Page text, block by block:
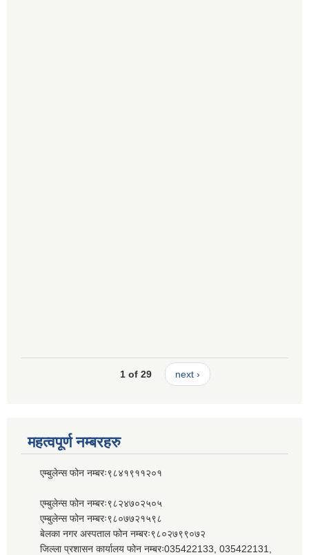
1 of 29 next ›
महत्वपूर्ण नम्बरहरु
एम्बुलेन्स फोन नम्बरः९८४१९११२०१
एम्बुलेन्स फोन नम्बरः९८२४७०२५०५
एम्बुलेन्स फोन नम्बरः९८०७७२१५९८
बेलका नगर अस्पताल फोन नम्बरः९८०२७९९०७२
जिल्ला प्रशासन कार्यालय फोन नम्बरः035422133, 035422131,